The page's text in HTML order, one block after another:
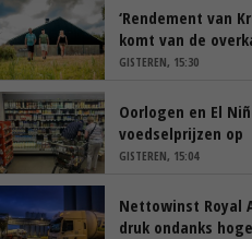
‘Rendement van
komt van de
GISTEREN, 15:30
Oorlogen en El
voedselprijzen op
GISTEREN, 15:04
Nettowinst Royal
druk ondanks